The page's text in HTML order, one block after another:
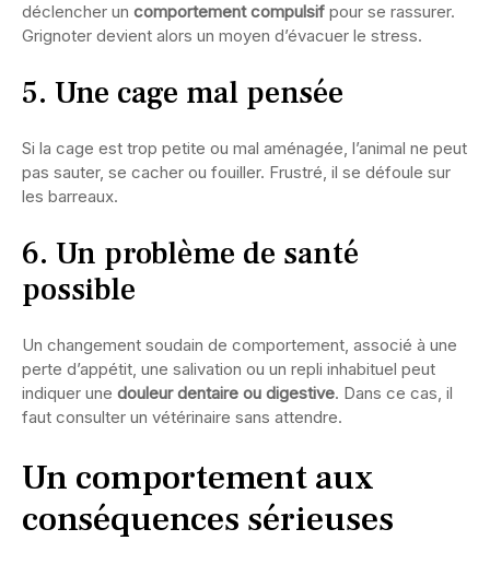
déclencher un comportement compulsif pour se rassurer.
Grignoter devient alors un moyen d’évacuer le stress.
5. Une cage mal pensée
Si la cage est trop petite ou mal aménagée, l’animal ne peut
pas sauter, se cacher ou fouiller. Frustré, il se défoule sur
les barreaux.
6. Un problème de santé
possible
Un changement soudain de comportement, associé à une
perte d’appétit, une salivation ou un repli inhabituel peut
indiquer une douleur dentaire ou digestive. Dans ce cas, il
faut consulter un vétérinaire sans attendre.
Un comportement aux
conséquences sérieuses